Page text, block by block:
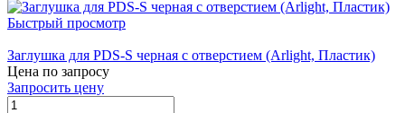
Быстрый просмотр
Заглушка для PDS-S черная с отверстием (Arlight, Пластик)
Цена по запросу
Запросить цену